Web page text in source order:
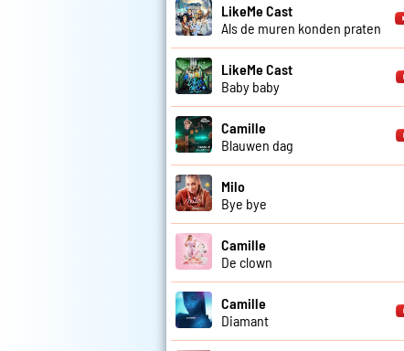
LikeMe Cast
Als de muren konden praten
LikeMe Cast
Baby baby
Camille
Blauwen dag
Milo
Bye bye
Camille
De clown
Camille
Diamant